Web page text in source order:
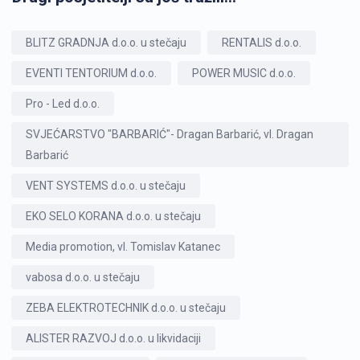
BLITZ GRADNJA d.o.o. u stečaju RENTALIS d.o.o.
EVENTI TENTORIUM d.o.o. POWER MUSIC d.o.o.
Pro - Led d.o.o.
SVJEĆARSTVO "BARBARIĆ"- Dragan Barbarić, vl. Dragan
Barbarić
VENT SYSTEMS d.o.o. u stečaju
EKO SELO KORANA d.o.o. u stečaju
Media promotion, vl. Tomislav Katanec
vabosa d.o.o. u stečaju
ZEBA ELEKTROTECHNIK d.o.o. u stečaju
ALISTER RAZVOJ d.o.o. u likvidaciji